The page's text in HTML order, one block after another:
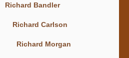
Richard Bandler
Richard Carlson
Richard Morgan